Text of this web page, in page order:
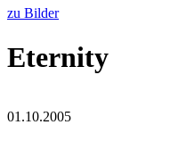
zu Bilder
Eternity
01.10.2005